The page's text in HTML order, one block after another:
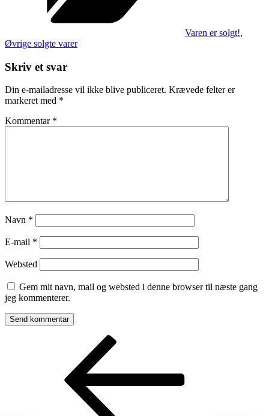
Varen er solgt!,
Øvrige solgte varer
Skriv et svar
Din e-mailadresse vil ikke blive publiceret. Krævede felter er
markeret med *
Kommentar *
Navn *
E-mail *
Websted
Gem mit navn, mail og websted i denne browser til næste gang
jeg kommenterer.
Indlægsnavigation